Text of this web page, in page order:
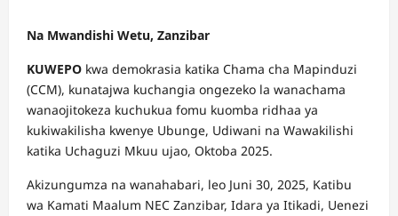
Na Mwandishi Wetu, Zanzibar
KUWEPO kwa demokrasia katika Chama cha Mapinduzi
(CCM), kunatajwa kuchangia ongezeko la wanachama
wanaojitokeza kuchukua fomu kuomba ridhaa ya
kukiwakilisha kwenye Ubunge, Udiwani na Wawakilishi
katika Uchaguzi Mkuu ujao, Oktoba 2025.
Akizungumza na wanahabari, leo Juni 30, 2025, Katibu
wa Kamati Maalum NEC Zanzibar, Idara ya Itikadi, Uenezi